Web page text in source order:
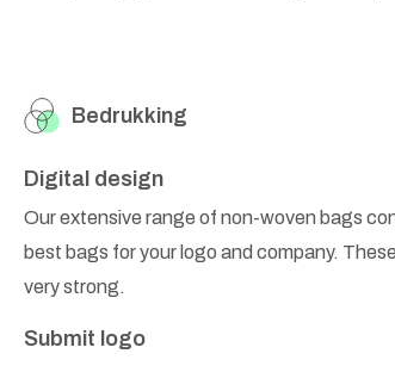
Bedrukking
Digital design
Our extensive range of non-woven bags
best bags for your logo and company.
very strong.
Submit logo